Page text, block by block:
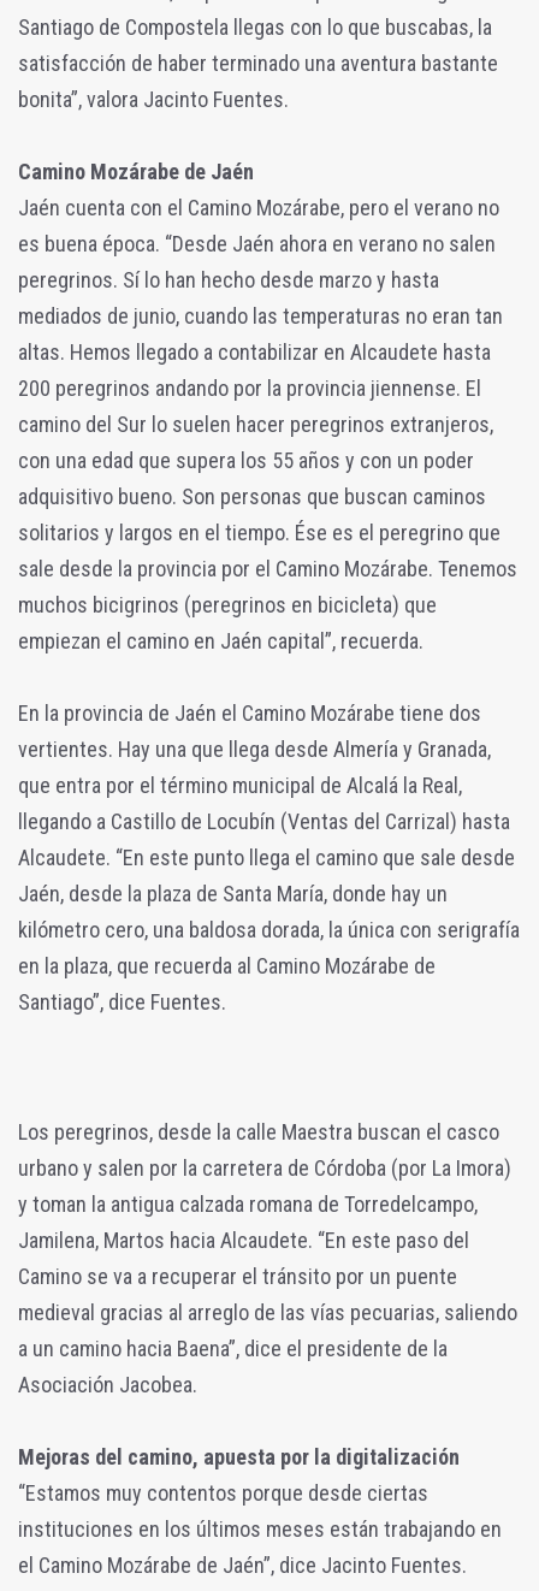
Santiago de Compostela llegas con lo que buscabas, la
satisfacción de haber terminado una aventura bastante
bonita”, valora Jacinto Fuentes.
Camino Mozárabe de Jaén
Jaén cuenta con el Camino Mozárabe, pero el verano no
es buena época. “Desde Jaén ahora en verano no salen
peregrinos. Sí lo han hecho desde marzo y hasta
mediados de junio, cuando las temperaturas no eran tan
altas. Hemos llegado a contabilizar en Alcaudete hasta
200 peregrinos andando por la provincia jiennense. El
camino del Sur lo suelen hacer peregrinos extranjeros,
con una edad que supera los 55 años y con un poder
adquisitivo bueno. Son personas que buscan caminos
solitarios y largos en el tiempo. Ése es el peregrino que
sale desde la provincia por el Camino Mozárabe. Tenemos
muchos bicigrinos (peregrinos en bicicleta) que
empiezan el camino en Jaén capital”, recuerda.
En la provincia de Jaén el Camino Mozárabe tiene dos
vertientes. Hay una que llega desde Almería y Granada,
que entra por el término municipal de Alcalá la Real,
llegando a Castillo de Locubín (Ventas del Carrizal) hasta
Alcaudete. “En este punto llega el camino que sale desde
Jaén, desde la plaza de Santa María, donde hay un
kilómetro cero, una baldosa dorada, la única con serigrafía
en la plaza, que recuerda al Camino Mozárabe de
Santiago”, dice Fuentes.
Los peregrinos, desde la calle Maestra buscan el casco
urbano y salen por la carretera de Córdoba (por La Imora)
y toman la antigua calzada romana de Torredelcampo,
Jamilena, Martos hacia Alcaudete. “En este paso del
Camino se va a recuperar el tránsito por un puente
medieval gracias al arreglo de las vías pecuarias, saliendo
a un camino hacia Baena”, dice el presidente de la
Asociación Jacobea.
Mejoras del camino, apuesta por la digitalización
“Estamos muy contentos porque desde ciertas
instituciones en los últimos meses están trabajando en
el Camino Mozárabe de Jaén”, dice Jacinto Fuentes.